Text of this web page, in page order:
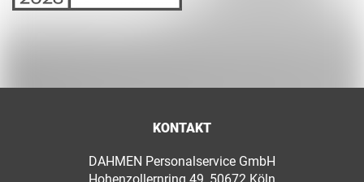
KONTAKT
DAHMEN Personalservice GmbH